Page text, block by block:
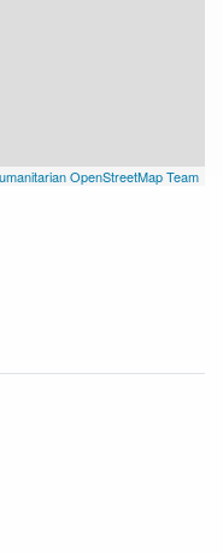
OpenStreetMap Team